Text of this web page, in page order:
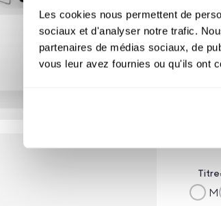
Les cookies nous permettent de
sociaux et d'analyser notre trafic.
partenaires de médias sociaux, de
vous leur avez fournies ou qu'ils ont
Titre
M